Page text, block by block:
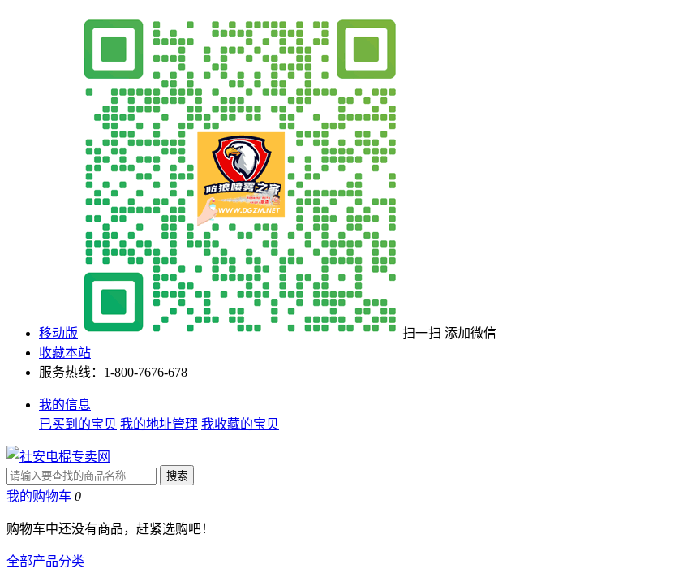
移动版
扫一扫 添加微信
收藏本站
服务热线：1-800-7676-678
我的信息
已买到的宝贝 我的地址管理 我收藏的宝贝
我的购物车 0
购物车中还没有商品，赶紧选购吧！
全部产品分类